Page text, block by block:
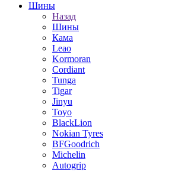
Шины
Назад
Шины
Кама
Leao
Kormoran
Cordiant
Tunga
Tigar
Jinyu
Toyo
BlackLion
Nokian Tyres
BFGoodrich
Michelin
Autogrip